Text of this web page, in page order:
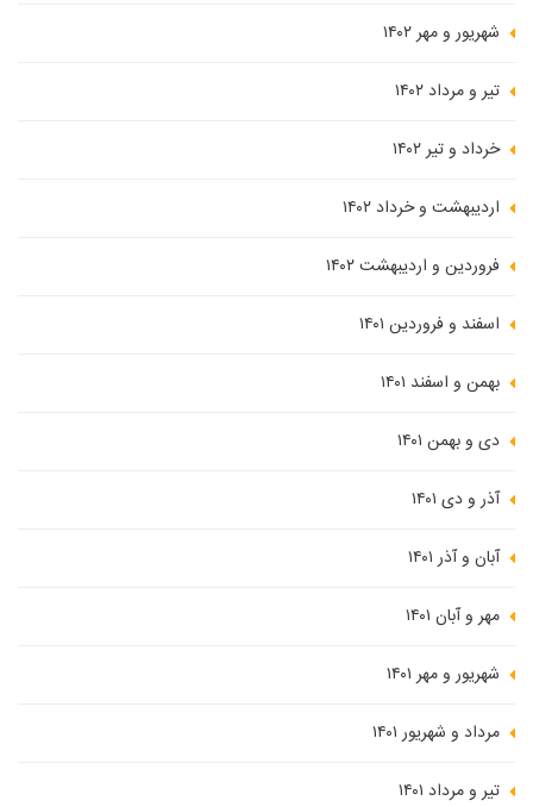
شهریور و مهر ۱۴۰۲
تیر و مرداد ۱۴۰۲
خرداد و تیر ۱۴۰۲
اردیبهشت و خرداد ۱۴۰۲
فروردین و اردیبهشت ۱۴۰۲
اسفند و فروردین ۱۴۰۱
بهمن و اسفند ۱۴۰۱
دی و بهمن ۱۴۰۱
آذر و دی ۱۴۰۱
آبان و آذر ۱۴۰۱
مهر و آبان ۱۴۰۱
شهریور و مهر ۱۴۰۱
مرداد و شهریور ۱۴۰۱
تیر و مرداد ۱۴۰۱